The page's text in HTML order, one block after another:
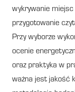
wykrywanie miejsc
przygotowanie
Przy wyborze
ocenie
oraz praktyka w
ważna jest jakość